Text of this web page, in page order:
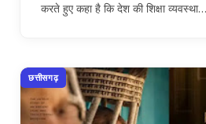
करते हुए कहा है कि देश की शिक्षा व्यवस्था…
छत्तीसगढ़